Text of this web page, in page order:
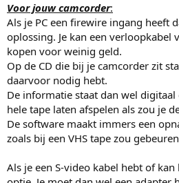
Voor jouw camcorder:
Als je PC een firewire ingang heeft
oplossing. Je kan een verloopkabel
kopen voor weinig geld.
Op de CD die bij je camcorder zit
daarvoor nodig hebt.
De informatie staat dan wel
hele tape laten afspelen als zou je
De software maakt immers een
zoals bij een VHS tape zou
Als je een S-video kabel hebt of